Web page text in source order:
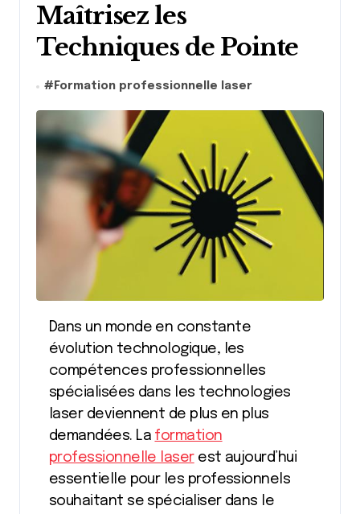
Maîtrisez les
Techniques de Pointe
# Formation professionnelle laser
Dans un monde en constante
évolution technologique, les
compétences professionnelles
spécialisées dans les technologies
laser deviennent de plus en plus
demandées. La formation
professionnelle laserest aujourd’hui
essentielle pour les professionnels
souhaitant se spécialiser dans le